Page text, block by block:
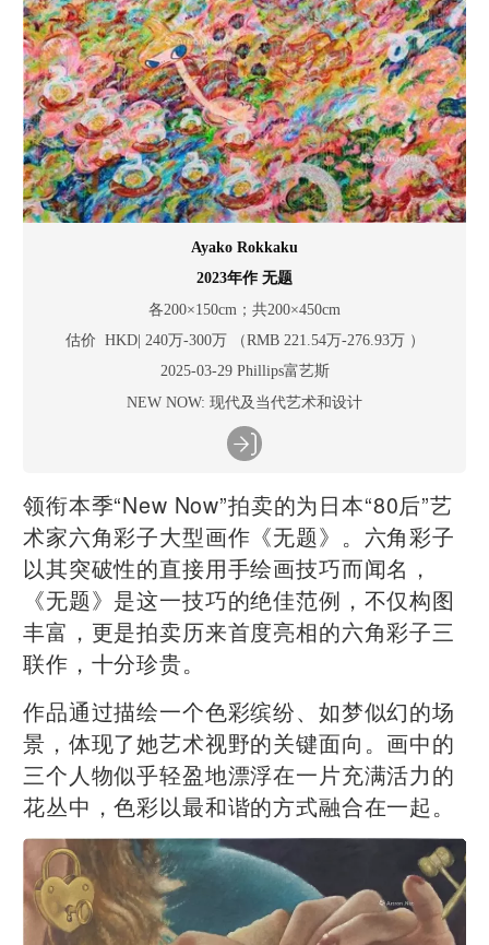
Ayako Rokkaku
2023年作 无题
各200×150cm；共200×450cm
估价 HKD| 240万-300万 （RMB 221.54万-276.93万 ）
2025-03-29 Phillips富艺斯
NEW NOW: 现代及当代艺术和设计
领衔本季“New Now”拍卖的为日本“80后”艺
术家六角彩子大型画作《无题》。六角彩子
以其突破性的直接用手绘画技巧而闻名，
《无题》是这一技巧的绝佳范例，不仅构图
丰富，更是拍卖历来首度亮相的六角彩子三
联作，十分珍贵。
作品通过描绘一个色彩缤纷、如梦似幻的场
景，体现了她艺术视野的关键面向。画中的
三个人物似乎轻盈地漂浮在一片充满活力的
花丛中，色彩以最和谐的方式融合在一起。